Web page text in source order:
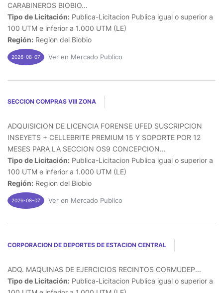
CARABINEROS BIOBIO...
Tipo de Licitación: Publica-Licitacion Publica igual o superior a
100 UTM e inferior a 1.000 UTM (LE)
Región: Region del Biobio
2026-08-07 Ver en Mercado Publico
SECCION COMPRAS VIII ZONA
ADQUISICION DE LICENCIA FORENSE UFED SUSCRIPCION
INSEYETS + CELLEBRITE PREMIUM 15 Y SOPORTE POR 12
MESES PARA LA SECCION OS9 CONCEPCION...
Tipo de Licitación: Publica-Licitacion Publica igual o superior a
100 UTM e inferior a 1.000 UTM (LE)
Región: Region del Biobio
2026-08-07 Ver en Mercado Publico
CORPORACION DE DEPORTES DE ESTACION CENTRAL
ADQ. MAQUINAS DE EJERCICIOS RECINTOS CORMUDEP...
Tipo de Licitación: Publica-Licitacion Publica igual o superior a